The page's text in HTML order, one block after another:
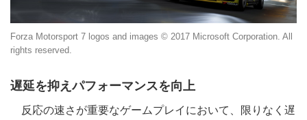
Forza Motorsport 7 logos and images © 2017 Microsoft Corporation. All
rights reserved.
遅延を抑えパフォーマンスを向上
反応の速さが重要なゲームプレイにおいて、限りなく遅